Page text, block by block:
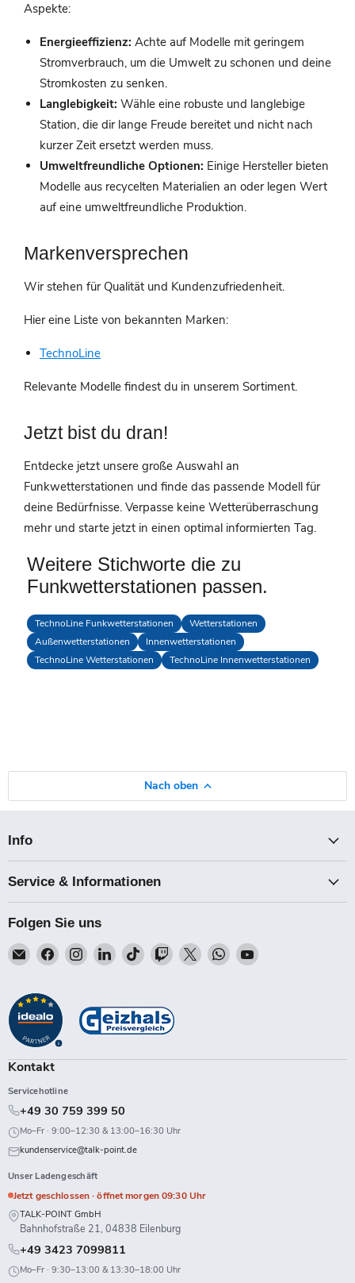
Aspekte:
Energieeffizienz: Achte auf Modelle mit geringem
Stromverbrauch, um die Umwelt zu schonen und deine
Stromkosten zu senken.
Langlebigkeit: Wähle eine robuste und langlebige
Station, die dir lange Freude bereitet und nicht nach
kurzer Zeit ersetzt werden muss.
Umweltfreundliche Optionen: Einige Hersteller bieten
Modelle aus recycelten Materialien an oder legen Wert
auf eine umweltfreundliche Produktion.
Markenversprechen
Wir stehen für Qualität und Kundenzufriedenheit.
Hier eine Liste von bekannten Marken:
TechnoLine
Relevante Modelle findest du in unserem Sortiment.
Jetzt bist du dran!
Entdecke jetzt unsere große Auswahl an
Funkwetterstationen und finde das passende Modell für
deine Bedürfnisse. Verpasse keine Wetterüberraschung
mehr und starte jetzt in einen optimal informierten Tag.
Weitere Stichworte die zu
Funkwetterstationen passen.
TechnoLine Funkwetterstationen
Wetterstationen
Außenwetterstationen
Innenwetterstationen
TechnoLine Wetterstationen
TechnoLine Innenwetterstationen
Nach oben
Info
Service & Informationen
Folgen Sie uns
Email
Talk-
Finden
Sie
auf
Facebook
Finden
Sie
auf
Instagram
Finden
Sie
auf
LinkedIn
Finden
Sie
auf
TikTok
Finden
Sie
Twitch
Finden
Sie
Finden
Sie
Finden
Kontakt
Servicehotline
+49 30 759 399 50
Mo–Fr · 9:00–12:30 & 13:00–16:30 Uhr
kundenservice@talk-point.de
Unser Ladengeschäft
Jetzt geschlossen · öffnet morgen 09:30 Uhr
TALK-POINT GmbH
Bahnhofstraße 21, 04838 Eilenburg
+49 3423 7099811
Mo–Fr · 9:30–13:00 & 13:30–18:00 Uhr